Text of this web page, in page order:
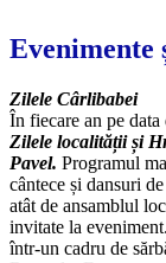
Evenimente
Zilele Cârlibabei
În fiecare an pe
Zilele localității și
Pavel. Programul
cântece și dansuri
atât de ansamblul
invitate la
într-un cadru de